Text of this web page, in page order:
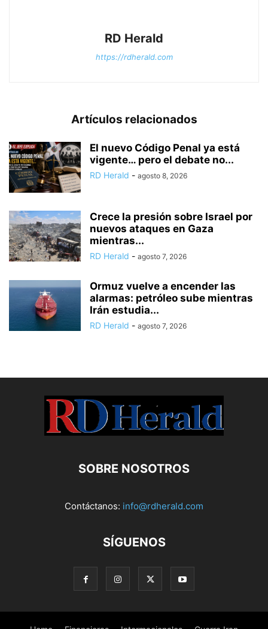
RD Herald
https://rdherald.com
Artículos relacionados
El nuevo Código Penal ya está
vigente… pero el debate no...
RD Herald - agosto 8, 2026
Crece la presión sobre Israel por
nuevos ataques en Gaza
mientras...
RD Herald - agosto 7, 2026
Ormuz vuelve a encender las
alarmas: petróleo sube mientras
Irán estudia...
RD Herald - agosto 7, 2026
SOBRE NOSOTROS
Contáctanos: info@rdherald.com
SÍGUENOS